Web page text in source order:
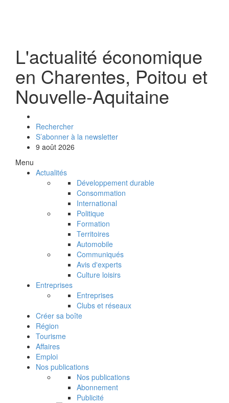
L'actualité économique
en Charentes, Poitou et
Nouvelle-Aquitaine
Rechercher
S’abonner à la newsletter
9 août 2026
Menu
Actualités
Développement durable
Consommation
International
Politique
Formation
Territoires
Automobile
Communiqués
Avis d'experts
Culture loisirs
Entreprises
Entreprises
Clubs et réseaux
Créer sa boîte
Région
Tourisme
Affaires
Emploi
Nos publications
Nos publications
Abonnement
Publicité